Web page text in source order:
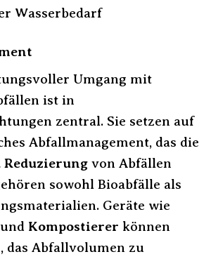
Wasserbedarf
Umgang mit
ist in
zentral. Sie setzen auf
Abfallmanagement, das die
von Abfällen
sowohl Bioabfälle als
Geräte wie
und Kompostierer können
das Abfallvolumen zu